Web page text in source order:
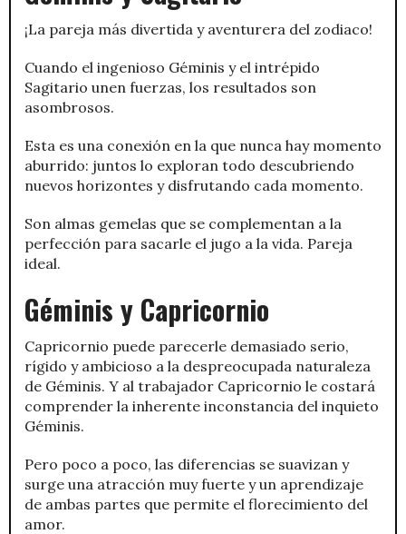
¡La pareja más divertida y aventurera del zodiaco!
Cuando el ingenioso Géminis y el intrépido
Sagitario unen fuerzas, los resultados son
asombrosos.
Esta es una conexión en la que nunca hay momento
aburrido: juntos lo exploran todo descubriendo
nuevos horizontes y disfrutando cada momento.
Son almas gemelas que se complementan a la
perfección para sacarle el jugo a la vida. Pareja
ideal.
Géminis y Capricornio
Capricornio puede parecerle demasiado serio,
rígido y ambicioso a la despreocupada naturaleza
de Géminis. Y al trabajador Capricornio le costará
comprender la inherente inconstancia del inquieto
Géminis.
Pero poco a poco, las diferencias se suavizan y
surge una atracción muy fuerte y un aprendizaje
de ambas partes que permite el florecimiento del
amor.